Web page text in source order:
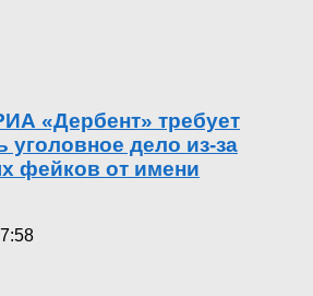
«Дербент» требует
уголовное дело из-за
фейков от имени